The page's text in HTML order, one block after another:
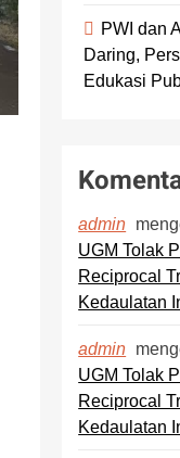
PWI dan
Daring,
Edukasi
admin
UGM Tolak
Reciprocal
Kedaulatan
admin
UGM Tolak
Reciprocal
Kedaulatan